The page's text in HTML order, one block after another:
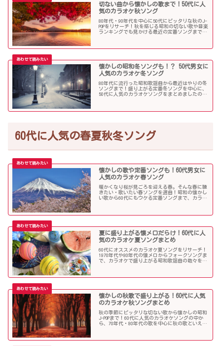
切ない曲から懐かしの歌まで！50代に人
気のカラオケ秋ソング
80年代・90年代を中心に50代にピッタリな秋のJ-
POPをリサーチ！秋を感じる昭和の切ない歌や音楽
ランキングでも見かける最近の定番ソングまで、
懐かしの昭和冬ソングも！？ 50代男女に
人気のカラオケ冬ソング
80年代に流行った昭和歌謡曲から最近はやりの冬
ソングまで！盛り上がる定番冬ソングを中心に、
50代に人気のカラオケソングをまとめましたので
60代に人気の春夏秋冬ソング
懐かしの歌や定番ソングも！60代男女に
人気のカラオケ春ソング
暖かくなり桜が見ごろを迎える春。そんな春に聴
きたい・歌いたい春ソングを選曲！昭和の懐かし
い歌から60代にもウケる定番ソングまで、カラオ
夏に盛り上がる懐メロだらけ！60代に人
気のカラオケ夏ソングまとめ
60代にオススメのカラオケ夏ソングをリサーチ！
1970年代や80年代の懐メロからフォークソングま
で、カラオケで盛り上がる昭和歌謡曲の数々を取
懐かしの秋歌で盛り上がる！60代に人気
のカラオケ秋ソングまとめ
秋の季節にピッタリな切ない歌から懐かしの昭和
J-POPまで！60代に人気のカラオケソングの中か
ら、70年代・80年代の歌を中心に秋の歌といえば